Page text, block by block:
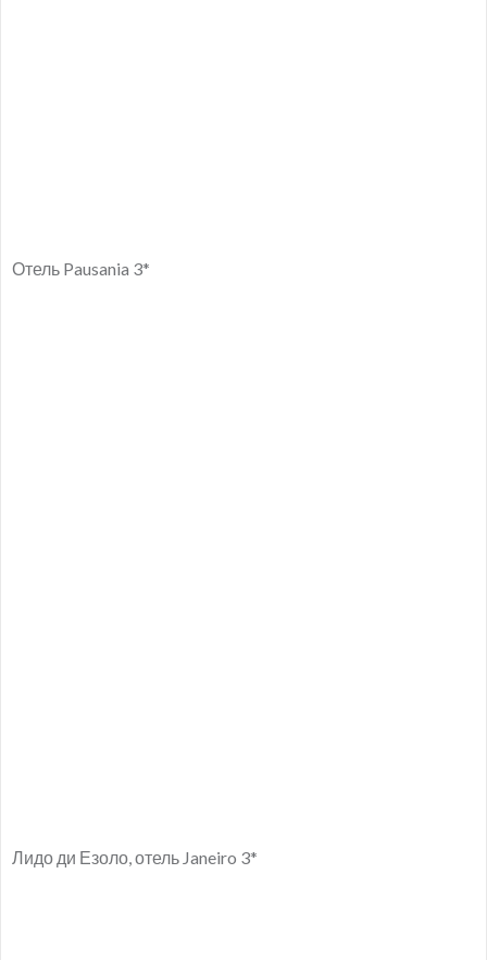
Отель Pausania 3*
Лидо ди Езоло, отель Janeiro 3*